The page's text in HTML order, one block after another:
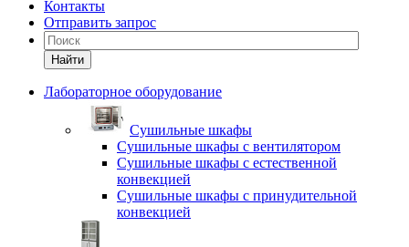
Контакты
Отправить запрос
Найти
Лабораторное оборудование
Cушильные шкафы
Сушильные шкафы с вентилятором
Сушильные шкафы с естественной
конвекцией
Сушильные шкафы с принудительной
конвекцией